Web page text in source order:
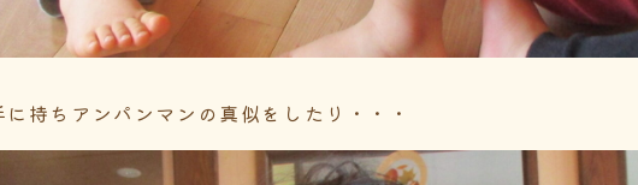
持ちアンパンマンの真似をしたり・・・